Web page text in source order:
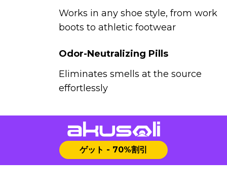
Works in any shoe style, from work
boots to athletic footwear
Odor-Neutralizing Pills
Eliminates smells at the source
effortlessly
ゲット - 70%割引